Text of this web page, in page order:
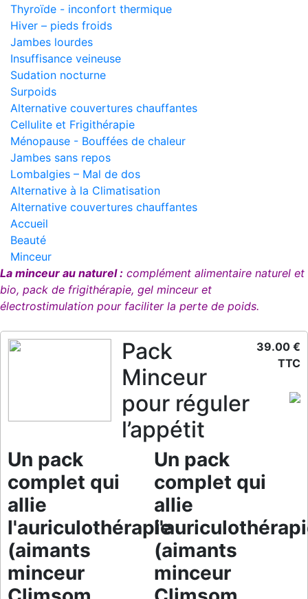
Thyroïde - inconfort thermique
Hiver – pieds froids
Jambes lourdes
Insuffisance veineuse
Sudation nocturne
Surpoids
Alternative couvertures chauffantes
Cellulite et Frigithérapie
Ménopause - Bouffées de chaleur
Jambes sans repos
Lombalgies – Mal de dos
Alternative à la Climatisation
Alternative couvertures chauffantes
Accueil
Beauté
Minceur
La minceur au naturel : complément alimentaire naturel et
bio, pack de frigithérapie, gel minceur et
électrostimulation pour faciliter la perte de poids.
Pack
Minceur
pour réguler
l’appétit
Un pack
complet qui
allie
l'auriculothérapie
(aimants
minceur
Un pack
complet qui
allie
(aimants
minceur
39.00 €
TTC